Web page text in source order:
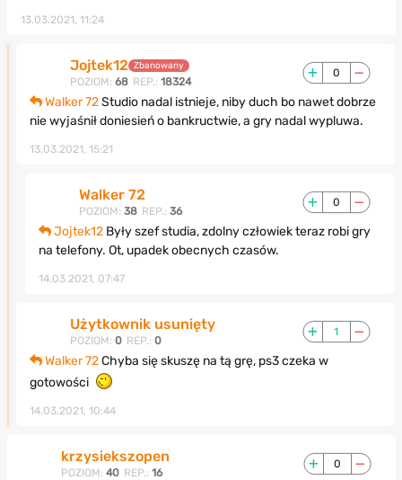
13.03.2021, 11:24
Jojtek12 Zbanowany
POZIOM: 68 REP.: 18324
0
Walker 72Studio nadal istnieje, niby duch bo nawet dobrze
nie wyjaśnił doniesień o bankructwie, a gry nadal wypluwa.
13.03.2021, 15:21
Walker 72
POZIOM: 38 REP.: 36
0
Jojtek12 Były szef studia, zdolny człowiek teraz robi gry
na telefony. Ot, upadek obecnych czasów.
14.03.2021, 07:47
Użytkownik usunięty
POZIOM: 0 REP.: 0
1
Walker 72Chyba się skuszę na tą grę, ps3 czeka w
gotowości
14.03.2021, 10:44
krzysiekszopen
POZIOM: 40 REP.: 16
0